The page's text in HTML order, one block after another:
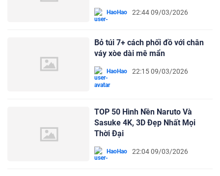
HaoHao 22:44 09/03/2026
Bỏ túi 7+ cách phối đồ với chân
váy xòe dài mê mẩn
HaoHao 22:15 09/03/2026
TOP 50 Hình Nền Naruto Và
Sasuke 4K, 3D Đẹp Nhất Mọi
Thời Đại
HaoHao 22:04 09/03/2026